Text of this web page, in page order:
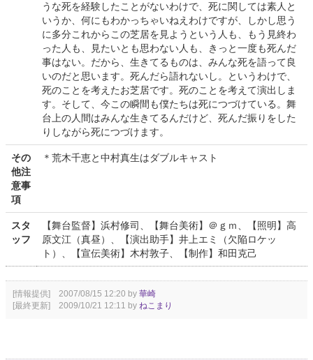
うな死を経験したことがないわけで、死に関しては素人と
いうか、何にもわかっちゃいねえわけですが、しかし思う
に多分これからこの芝居を見ようという人も、もう見終わ
った人も、見たいとも思わない人も、きっと一度も死んだ
事はない。だから、生きてるものは、みんな死を語って良
いのだと思います。死んだら語れないし。というわけで、
死のことを考えたお芝居です。死のことを考えて演出しま
す。そして、今この瞬間も僕たちは死につづけている。舞
台上の人間はみんな生きてるんだけど、死んだ振りをした
りしながら死につづけます。
その
他注
意事
項
＊荒木千恵と中村真生はダブルキャスト
スタ
ッフ
【舞台監督】浜村修司、【舞台美術】＠ｇｍ、【照明】高
原文江（真昼）、【演出助手】井上エミ（欠陥ロケッ
ト）、【宣伝美術】木村敦子、【制作】和田克己
[情報提供] 2007/08/15 12:20 by 華崎
[最終更新] 2009/10/21 12:11 by ねこまり